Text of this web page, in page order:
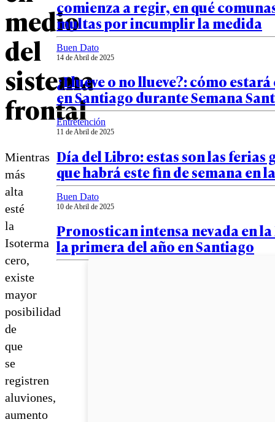
medio
del
sistema
frontal
Mientras
más
alta
esté
la
Isoterma
cero,
existe
mayor
posibilidad
de
que
se
registren
aluviones,
aumento
comienza a regir, en qué
multas por incumplir la medida
Buen Dato
14 de Abril de 2025
¿Llueve o no llueve?: cómo
en Santiago durante Semana
Entretención
11 de Abril de 2025
Día del Libro: estas son las ferias
que habrá este fin de semana en
Buen Dato
10 de Abril de 2025
Pronostican intensa nevada en
la primera del año en Santiago